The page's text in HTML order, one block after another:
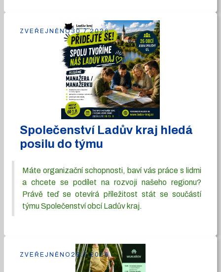
Společenství Ladův kraj hledá
posilu do týmu
Máte organizační schopnosti, baví vás práce s lidmi
a chcete se podílet na rozvoji našeho regionu?
Právě teď se otevírá příležitost stát se součástí
týmu Společenství obcí Ladův kraj.
ZVEŘEJNĚNO30.7.2026
ZVEŘEJNĚNO 29.7.2026